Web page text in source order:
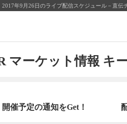
年9月26日のライブ配信スケジュール－直伝
マーケット情報 キ
開催予定の通知をGet！